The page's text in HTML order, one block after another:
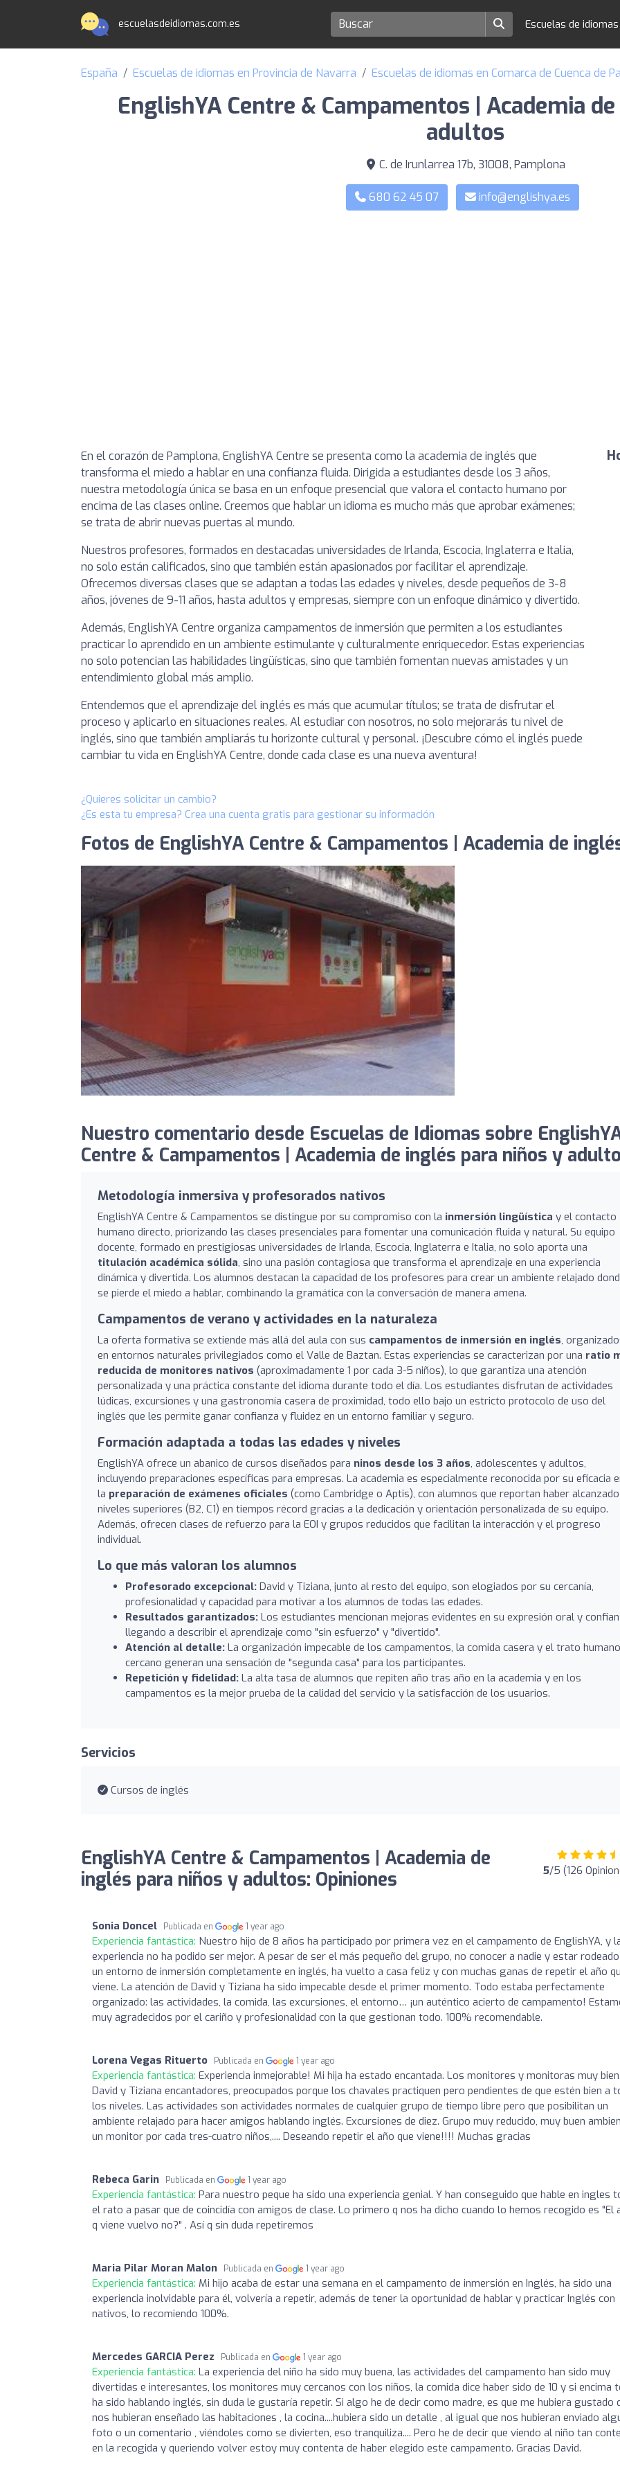
escuelasdeidiomas.com.es Escuelas de
España Escuelas de idiomas en Provincia de Navarra Escuelas de idiomas en Comarca de Cuenca de
EnglishYA Centre & Campamentos | Academia
adultos
C. de Irunlarrea 17b, 31008, Pamplona
680 62 45 07 info@englishya.es
En el corazón de Pamplona, EnglishYA Centre se presenta como la academia de inglés que
transforma el miedo a hablar en una confianza fluida. Dirigida a estudiantes desde los 3 años,
nuestra metodología única se basa en un enfoque presencial que valora el contacto humano por
encima de las clases online. Creemos que hablar un idioma es mucho más que aprobar exámenes;
se trata de abrir nuevas puertas al mundo.
Nuestros profesores, formados en destacadas universidades de Irlanda, Escocia, Inglaterra e Italia,
no solo están calificados, sino que también están apasionados por facilitar el aprendizaje.
Ofrecemos diversas clases que se adaptan a todas las edades y niveles, desde pequeños de 3-8
años, jóvenes de 9-11 años, hasta adultos y empresas, siempre con un enfoque dinámico y divertido.
Además, EnglishYA Centre organiza campamentos de inmersión que permiten a los estudiantes
practicar lo aprendido en un ambiente estimulante y culturalmente enriquecedor. Estas experiencias
no solo potencian las habilidades lingüísticas, sino que también fomentan nuevas amistades y un
entendimiento global más amplio.
Entendemos que el aprendizaje del inglés es más que acumular títulos; se trata de disfrutar el
proceso y aplicarlo en situaciones reales. Al estudiar con nosotros, no solo mejorarás tu nivel de
inglés, sino que también ampliarás tu horizonte cultural y personal. ¡Descubre cómo el inglés puede
cambiar tu vida en EnglishYA Centre, donde cada clase es una nueva aventura!
¿Quieres solicitar un cambio?
¿Es esta tu empresa? Crea una cuenta gratis para gestionar su información
Fotos de EnglishYA Centre & Campamentos | Academia de
Nuestro comentario desde Escuelas de Idiomas sobre
Centre & Campamentos | Academia de inglés para niños y
Metodología inmersiva y profesorados nativos
EnglishYA Centre & Campamentos se distingue por su compromiso con la inmersión lingüística y el contacto
humano directo, priorizando las clases presenciales para fomentar una comunicación fluida y natural. Su equipo
docente, formado en prestigiosas universidades de Irlanda, Escocia, Inglaterra e Italia, no solo aporta una
titulación académica sólida, sino una pasión contagiosa que transforma el aprendizaje en una experiencia
dinámica y divertida. Los alumnos destacan la capacidad de los profesores para crear un ambiente relajado
se pierde el miedo a hablar, combinando la gramática con la conversación de manera amena.
Campamentos de verano y actividades en la naturaleza
La oferta formativa se extiende más allá del aula con sus campamentos de inmersión en inglés,
en entornos naturales privilegiados como el Valle de Baztan. Estas experiencias se caracterizan por una ratio
reducida de monitores nativos (aproximadamente 1 por cada 3-5 niños), lo que garantiza una atención
personalizada y una práctica constante del idioma durante todo el día. Los estudiantes disfrutan de actividades
lúdicas, excursiones y una gastronomía casera de proximidad, todo ello bajo un estricto protocolo de uso del
inglés que les permite ganar confianza y fluidez en un entorno familiar y seguro.
Formación adaptada a todas las edades y niveles
EnglishYA ofrece un abanico de cursos diseñados para ninos desde los 3 años, adolescentes y adultos,
incluyendo preparaciones específicas para empresas. La academia es especialmente reconocida por su eficacia
la preparación de exámenes oficiales (como Cambridge o Aptis), con alumnos que reportan haber alcanzado
niveles superiores (B2, C1) en tiempos récord gracias a la dedicación y orientación personalizada de su equipo.
Además, ofrecen clases de refuerzo para la EOI y grupos reducidos que facilitan la interacción y el progreso
individual.
Lo que más valoran los alumnos
Profesorado excepcional: David y Tiziana, junto al resto del equipo, son elogiados por su cercanía,
profesionalidad y capacidad para motivar a los alumnos de todas las edades.
Resultados garantizados: Los estudiantes mencionan mejoras evidentes en su expresión oral y
llegando a describir el aprendizaje como "sin esfuerzo" y "divertido".
Atención al detalle: La organización impecable de los campamentos, la comida casera y el trato humano
cercano generan una sensación de "segunda casa" para los participantes.
Repetición y fidelidad: La alta tasa de alumnos que repiten año tras año en la academia y en los
campamentos es la mejor prueba de la calidad del servicio y la satisfacción de los usuarios.
Servicios
Cursos de inglés
EnglishYA Centre & Campamentos | Academia de
inglés para niños y adultos: Opiniones
5/5 (126
Sonia Doncel Publicada en 1 year ago
Experiencia fantástica: Nuestro hijo de 8 años ha participado por primera vez en el campamento de EnglishYA, y
experiencia no ha podido ser mejor. A pesar de ser el más pequeño del grupo, no conocer a nadie y estar
un entorno de inmersión completamente en inglés, ha vuelto a casa feliz y con muchas ganas de repetir el año
viene. La atención de David y Tiziana ha sido impecable desde el primer momento. Todo estaba perfectamente
organizado: las actividades, la comida, las excursiones, el entorno… ¡un auténtico acierto de campamento!
muy agradecidos por el cariño y profesionalidad con la que gestionan todo. 100% recomendable.
Lorena Vegas Rituerto Publicada en 1 year ago
Experiencia fantástica: Experiencia inmejorable! Mi hija ha estado encantada. Los monitores y monitoras muy
David y Tiziana encantadores, preocupados porque los chavales practiquen pero pendientes de que estén bien a
los niveles. Las actividades son actividades normales de cualquier grupo de tiempo libre pero que posibilitan un
ambiente relajado para hacer amigos hablando inglés. Excursiones de diez. Grupo muy reducido, muy buen
un monitor por cada tres-cuatro niños,.... Deseando repetir el año que viene!!!! Muchas gracias
Rebeca Garin Publicada en 1 year ago
Experiencia fantástica: Para nuestro peque ha sido una experiencia genial. Y han conseguido que hable en ingles
el rato a pasar que de coincidía con amigos de clase. Lo primero q nos ha dicho cuando lo hemos recogido es "El
q viene vuelvo no?" . Así q sin duda repetiremos
Maria Pilar Moran Malon Publicada en 1 year ago
Experiencia fantástica: Mi hijo acaba de estar una semana en el campamento de inmersión en Inglés, ha sido una
experiencia inolvidable para él, volvería a repetir, además de tener la oportunidad de hablar y practicar Inglés con
nativos, lo recomiendo 100%.
Mercedes GARCIA Perez Publicada en 1 year ago
Experiencia fantástica: La experiencia del niño ha sido muy buena, las actividades del campamento han sido muy
divertidas e interesantes, los monitores muy cercanos con los niños, la comida dice haber sido de 10 y si encima
ha sido hablando inglés, sin duda le gustaría repetir. Si algo he de decir como madre, es que me hubiera gustado
nos hubieran enseñado las habitaciones , la cocina....hubiera sido un detalle , al igual que nos hubieran enviado
foto o un comentario , viéndoles como se divierten, eso tranquiliza.... Pero he de decir que viendo al niño tan
en la recogida y queriendo volver estoy muy contenta de haber elegido este campamento. Gracias David.